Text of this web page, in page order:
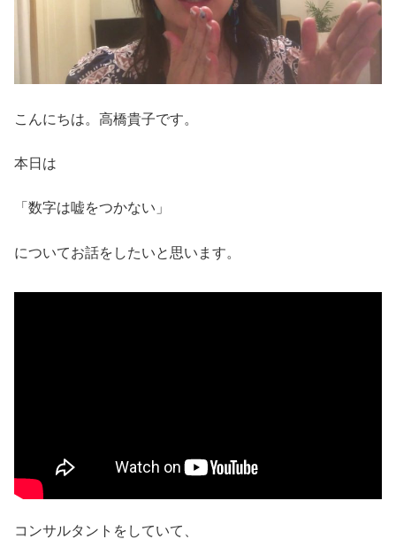
こんにちは。高橋貴子です。
本日は
「数字は嘘をつかない」
についてお話をしたいと思います。
コンサルタントをしていて、